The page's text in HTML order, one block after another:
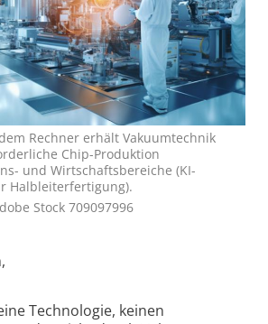
Rechner erhält Vakuumtechnik
Chip-Produktion
und Wirtschaftsbereiche (KI-
Halbleiterfertigung).
Stock 709097996
Technologie, keinen